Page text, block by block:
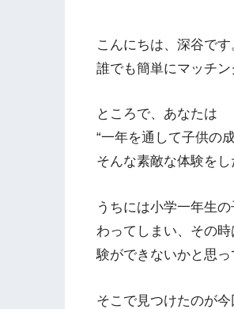
こんにちは、深谷です
誰でも簡単にマッチン
ところで、あなたは
“一年を通して子供の
そんな素敵な体験を
うちには小学一年生
わってしまい、その
験ができないかと思っ
そこで見つけたのが